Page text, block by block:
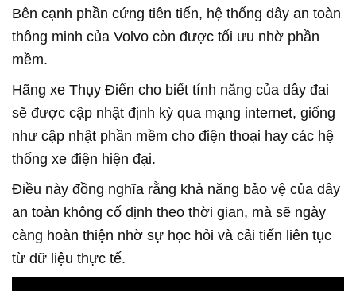
Bên cạnh phần cứng tiên tiến, hệ thống dây an toàn
thông minh của Volvo còn được tối ưu nhờ phần
mềm.
Hãng xe Thụy Điển cho biết tính năng của dây đai
sẽ được cập nhật định kỳ qua mạng internet, giống
như cập nhật phần mềm cho điện thoại hay các hệ
thống xe điện hiện đại.
Điều này đồng nghĩa rằng khả năng bảo vệ của dây
an toàn không cố định theo thời gian, mà sẽ ngày
càng hoàn thiện nhờ sự học hỏi và cải tiến liên tục
từ dữ liệu thực tế.